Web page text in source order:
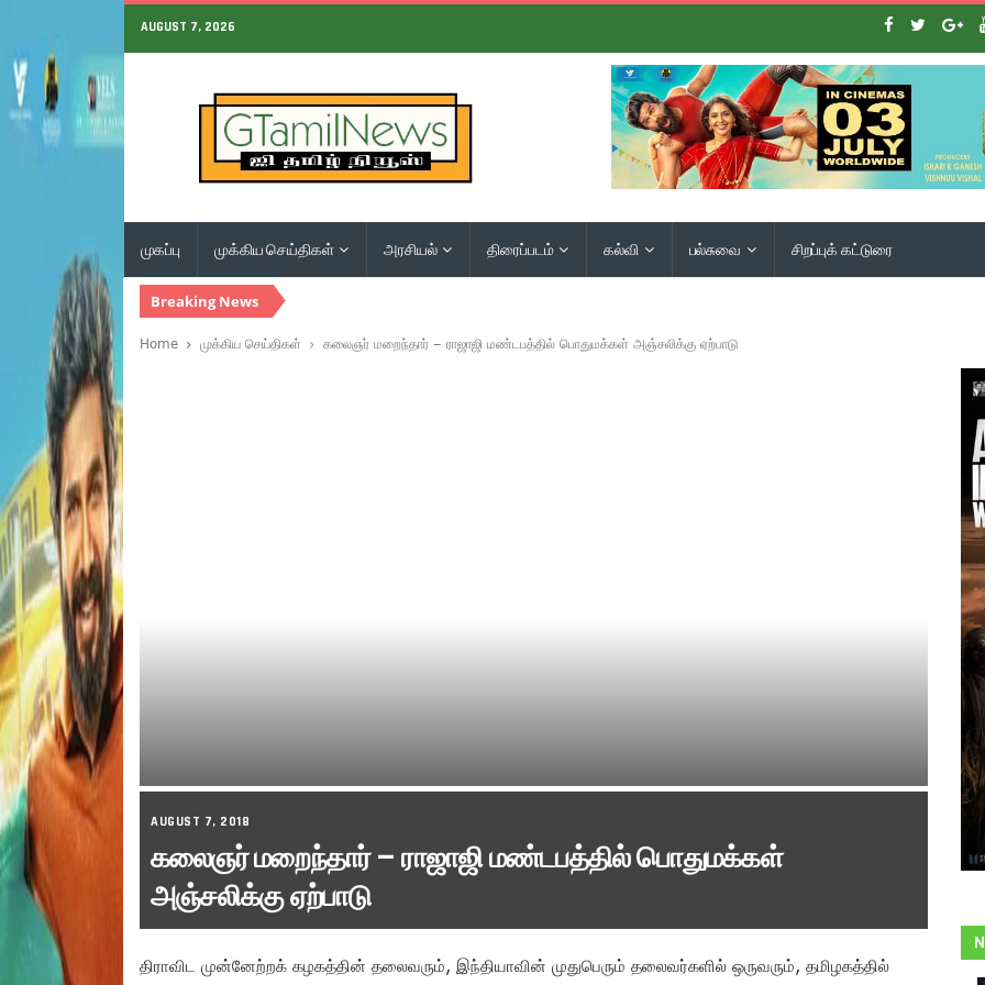
AUGUST 7, 2026
முகப்பு முக்கிய செய்திகள் அரசியல் திரைப்படம் கல்வி பல்சுவை சிறப்புக் கட்டுரை
Breaking News
Home முக்கிய செய்திகள் கலைஞர் மறைந்தார் – ராஜாஜி மண்டபத்தில் பொதுமக்கள் அஞ்சலிக்கு ஏற்பாடு
AUGUST 7, 2018
கலைஞர் மறைந்தார் – ராஜாஜி மண்டபத்தில் பொதுமக்கள்
அஞ்சலிக்கு ஏற்பாடு
திராவிட முன்னேற்றக் கழகத்தின் தலைவரும், இந்தியாவின் முதுபெரும் தலைவர்களில் ஒருவரும், தமிழகத்தில்